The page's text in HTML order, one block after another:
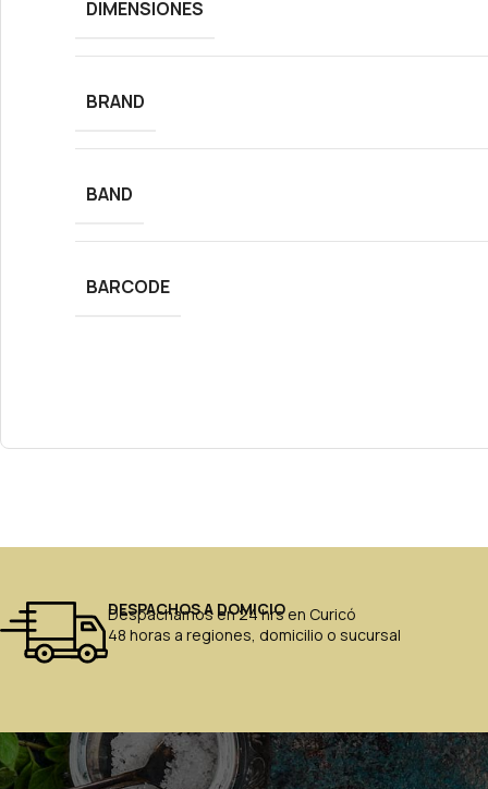
DIMENSIONES
BRAND
BAND
BARCODE
DESPACHOS A DOMICIO
Despachamos en 24 hrs en Curicó
48 horas a regiones, domicilio o sucursal